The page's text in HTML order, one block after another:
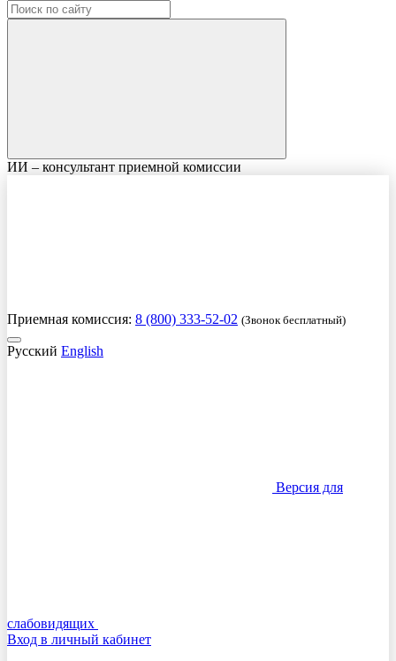
ИИ – консультант приемной комиссии
Приемная комиссия: 8 (800) 333-52-02 (Звонок бесплатный)
Русский English
Версия для
слабовидящих
Вход в личный кабинет